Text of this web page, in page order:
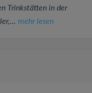
Trinkstätten in der
mehr lesen